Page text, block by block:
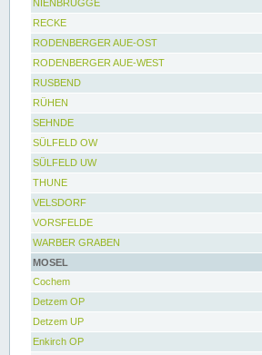
NIENBRÜGGE
RECKE
RODENBERGER AUE-OST
RODENBERGER AUE-WEST
RUSBEND
RÜHEN
SEHNDE
SÜLFELD OW
SÜLFELD UW
THUNE
VELSDORF
VORSFELDE
WARBER GRABEN
MOSEL
Cochem
Detzem OP
Detzem UP
Enkirch OP